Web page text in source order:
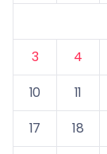
3
4
10
11
17
18